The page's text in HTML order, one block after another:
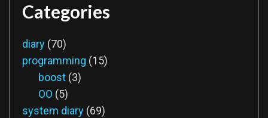
Categories
diary (70)
programming (15)
boost (3)
OO (5)
system diary (69)